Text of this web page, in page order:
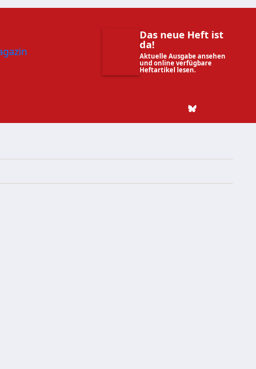
Das neue Heft ist
da!
Aktuelle Ausgabe ansehen
und online verfügbare
Heftartikel lesen.